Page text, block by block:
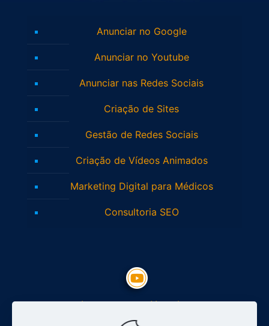
Anunciar no Google
Anunciar no Youtube
Anunciar nas Redes Sociais
Criação de Sites
Gestão de Redes Sociais
Criação de Vídeos Animados
Marketing Digital para Médicos
Consultoria SEO
Inscreva-se no Youtube